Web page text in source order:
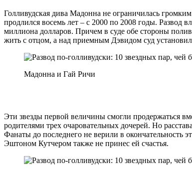
Голливудская дива Мадонна не ограничилась
продлился восемь лет – с 2000 по 2008 годы. Развод
миллиона долларов. Причем в суде обе стороны
жить с отцом, а над приемным Дэвидом суд
Мадонна и Гай Ричи
Эти звезды первой величины смогли продержаться
родителями трех очаровательных дочерей. Но
Фанаты до последнего не верили в окончательность
Эштоном Кутчером также не принес ей счастья.